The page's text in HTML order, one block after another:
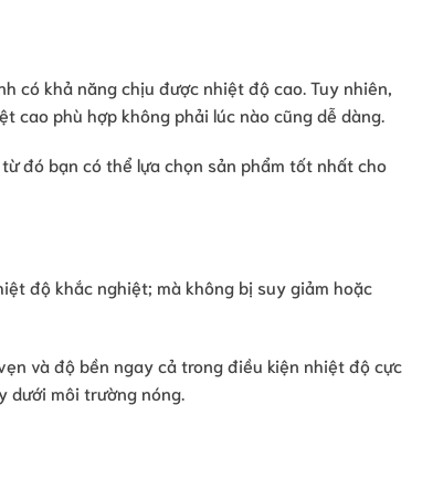
có khả năng chịu được nhiệt độ cao. Tuy nhiên,
cao phù hợp không phải lúc nào cũng dễ dàng.
đó bạn có thể lựa chọn sản phẩm tốt nhất cho
độ khắc nghiệt; mà không bị suy giảm hoặc
và độ bền ngay cả trong điều kiện nhiệt độ cực
dưới môi trường nóng.